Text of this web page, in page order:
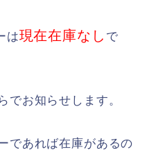
は現在在庫なし で
でお知らせします。
であれば在庫があるの